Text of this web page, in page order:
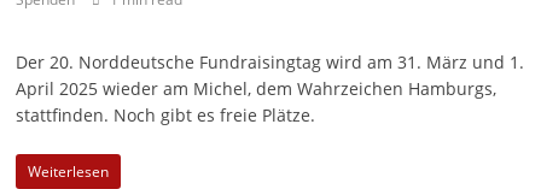
o
z
i
a
Der 20. Norddeutsche Fundraisingtag wird am 31. März und 1.
April 2025 wieder am Michel, dem Wahrzeichen Hamburgs,
stattfinden. Noch gibt es freie Plätze.
Weiterlesen